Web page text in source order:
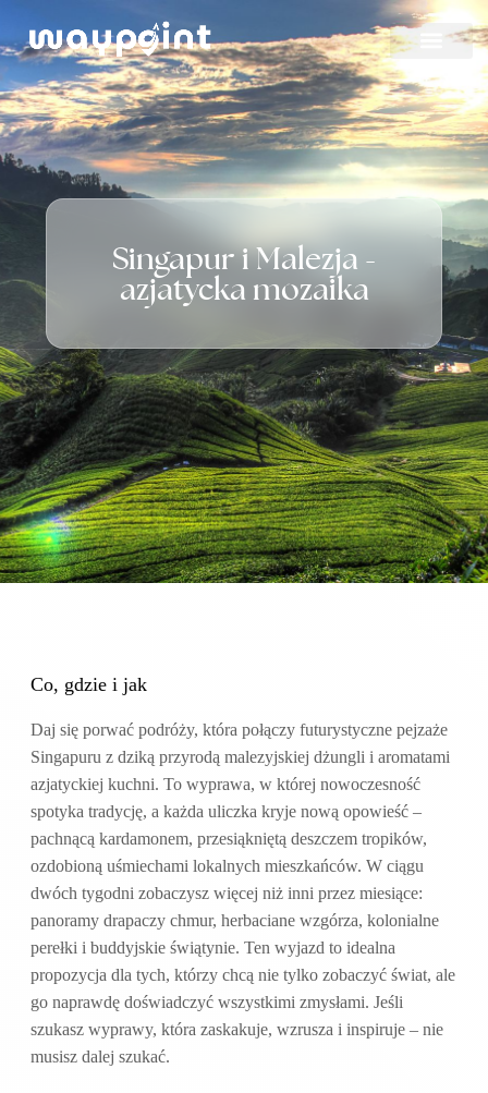
Strona
główna
Oferta
Wyjazdy
firmowe
Kontakt
Singapur i Malezja -
azjatycka mozaika
Co, gdzie i jak
Daj się porwać podróży, która połączy futurystyczne pejzaże
Singapuru z dziką przyrodą malezyjskiej dżungli i aromatami
azjatyckiej kuchni. To wyprawa, w której nowoczesność
spotyka tradycję, a każda uliczka kryje nową opowieść –
pachnącą kardamonem, przesiąkniętą deszczem tropików,
ozdobioną uśmiechami lokalnych mieszkańców. W ciągu
dwóch tygodni zobaczysz więcej niż inni przez miesiące:
panoramy drapaczy chmur, herbaciane wzgórza, kolonialne
perełki i buddyjskie świątynie. Ten wyjazd to idealna
propozycja dla tych, którzy chcą nie tylko zobaczyć świat, ale
go naprawdę doświadczyć wszystkimi zmysłami. Jeśli
szukasz wyprawy, która zaskakuje, wzrusza i inspiruje – nie
musisz dalej szukać.